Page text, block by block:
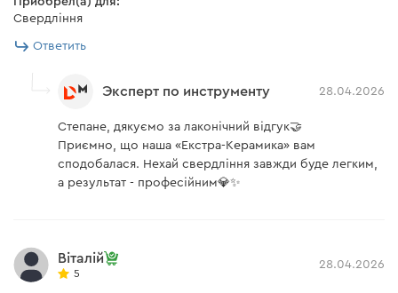
Свердління
Ответить
Эксперт по инструменту 28.04.2026
Степане, дякуємо за лаконічний відгук🤝
Приємно, що наша «Екстра-Керамика» вам
сподобалася. Нехай свердління завжди буде легким,
а результат - професійним💎✨
Віталій
5
28.04.2026